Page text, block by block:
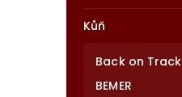
Kůň
Back on Track
BEMER